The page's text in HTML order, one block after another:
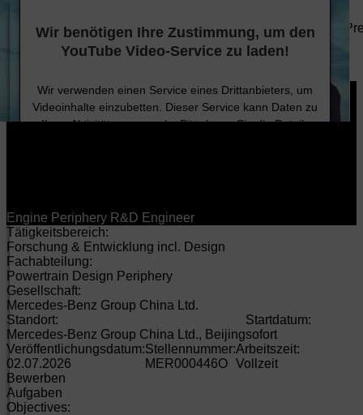
UnternehmenTechnologieNachhaltigkeitKarriere Investoren
Engine Periphery R&D Engineer
Tätigkeitsbereich:
Forschung & Entwicklung incl. Design
Fachabteilung:
Powertrain Design Periphery
Gesellschaft:
Mercedes-Benz Group China Ltd.
Standort:
Mercedes-Benz Group China Ltd., Beijing
Startdatum:
sofort
Veröffentlichungsdatum:
02.07.2026
Stellennummer:
MER000446O
Arbeitszeit:
Vollzeit
Bewerben
Aufgaben
Objectives:
Wir benötigen Ihre Zustimmung, um den
YouTube Video-Service zu laden!
Wir verwenden einen Service eines Drittanbieters, um
Videoinhalte einzubetten. Dieser Service kann Daten zu
Ihren Aktivitäten sammeln. Bitte lesen Sie die Details
Akzeptieren